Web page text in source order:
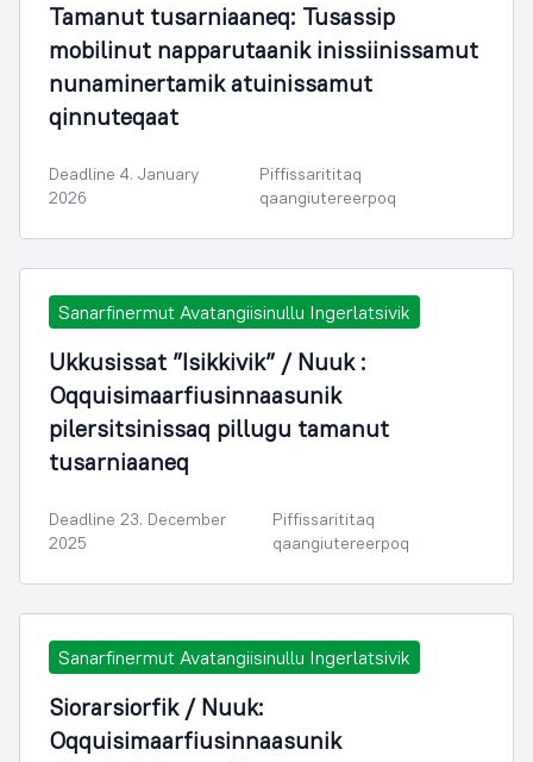
Tamanut tusarniaaneq: Tusassip
mobilinut napparutaanik inissiinissamut
nunaminertamik atuinissamut
qinnuteqaat
Deadline 4. January
2026
Piffissarititaq
qaangiutereerpoq
Sanarfinermut Avatangiisinullu Ingerlatsivik
Ukkusissat ”Isikkivik” / Nuuk :
Oqquisimaarfiusinnaasunik
pilersitsinissaq pillugu tamanut
tusarniaaneq
Deadline 23. December
2025
Piffissarititaq
qaangiutereerpoq
Sanarfinermut Avatangiisinullu Ingerlatsivik
Siorarsiorfik / Nuuk:
Oqquisimaarfiusinnaasunik